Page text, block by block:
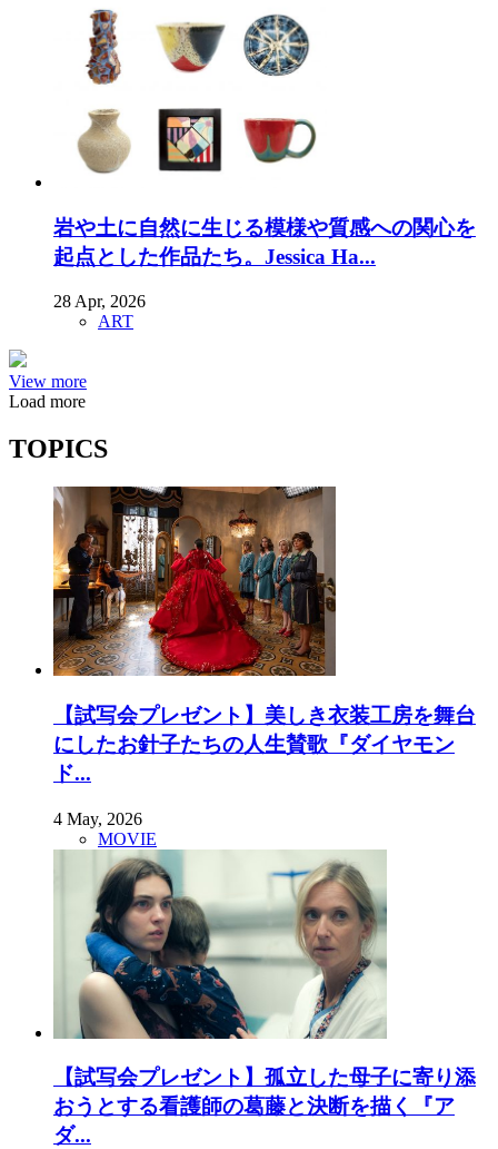
岩や土に自然に生じる模様や質感への関心を
起点とした作品たち。Jessica Ha...
28 Apr, 2026
ART
View more
Load more
TOPICS
【試写会プレゼント】美しき衣装工房を舞台
にしたお針子たちの人生賛歌『ダイヤモン
ド...
4 May, 2026
MOVIE
【試写会プレゼント】孤立した母子に寄り添
おうとする看護師の葛藤と決断を描く『ア
ダ...